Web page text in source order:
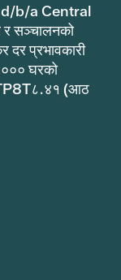
d/b/a Central
र सञ्चालनको
दर प्रभावकारी
घरको
(आठ